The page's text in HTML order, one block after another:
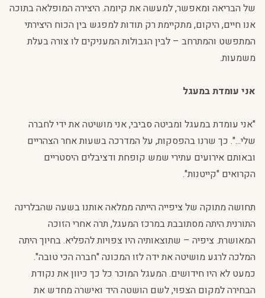
של הבריאה ומאפשר, למעשה את קיומה. היצירה המופלאה בתוכה
אנו חיים, היקום, מתקיימת רק תודות למפגש בין הכוח היצירתי
המתפשט והמתרחב – לבין הגבולות המעניקים לו צורה בעלת
משמעות.
אני עומדת במעגל
"אני עומדת במעגל ומביטה סביבי, אני מושיטה את ידי לחברה
שלי...". כך שרנו בהפסקות, על המדרכה בשעות אחר הצהריים
ובאותם אירועים עתירי שמש קופחת ודציבלים היסטריים
הקרואים "קייטנות".
תחושה מתוקה של ציפייה הייתה ממלאה אותנו בשעה שהבלרינה
התורנית היתה מסתובבת במרכז המעגל, תרה אחרי הזוכה
המאושרת. ציפיה – שתוצאותיה היו צפויות להפליא. בחיוך היתה
המלכה לרגע מושיטה את ידה לזו המכונה "חברה הכי טובה".
כמעט לא היו חידושים. המעגל המוכר כל כך כיוון את נקודת
הבחירה למקום הצפוי, לשם הושטה היד ואישרה מחדש את